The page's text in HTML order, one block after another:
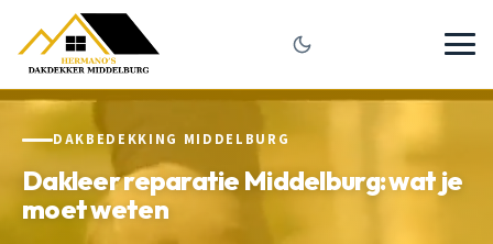
DAKBEDEKKING MIDDELBURG
Dakleer reparatie Middelburg: wat je
moet weten